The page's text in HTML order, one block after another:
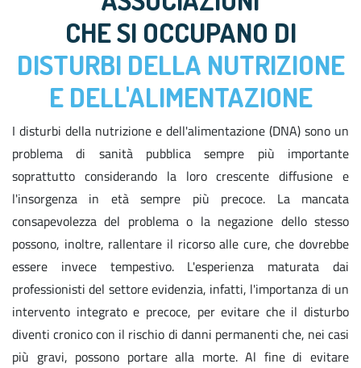
CHE SI OCCUPANO DI
DISTURBI DELLA NUTRIZIONE
E DELL'ALIMENTAZIONE
I disturbi della nutrizione e dell'alimentazione (DNA) sono un
problema di sanità pubblica sempre più importante
soprattutto considerando la loro crescente diffusione e
l'insorgenza in età sempre più precoce. La mancata
consapevolezza del problema o la negazione dello stesso
possono, inoltre, rallentare il ricorso alle cure, che dovrebbe
essere invece tempestivo. L'esperienza maturata dai
professionisti del settore evidenzia, infatti, l'importanza di un
intervento integrato e precoce, per evitare che il disturbo
diventi cronico con il rischio di danni permanenti che, nei casi
più gravi, possono portare alla morte. Al fine di evitare